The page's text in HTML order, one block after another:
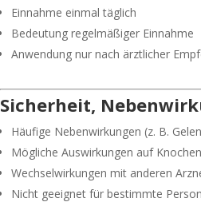
Einnahme einmal täglich
Bedeutung regelmäßiger Einnahme
Anwendung nur nach ärztlicher
Sicherheit,
Häufige Nebenwirkungen (z. B.
Mögliche Auswirkungen auf
Wechselwirkungen mit anderen
Nicht geeignet für bestimmte